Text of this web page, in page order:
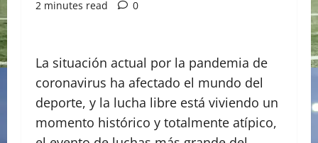
2 minutes read
0
La situación actual por la pandemia de
coronavirus ha afectado el mundo del
deporte, y la lucha libre está viviendo un
momento histórico y totalmente atípico,